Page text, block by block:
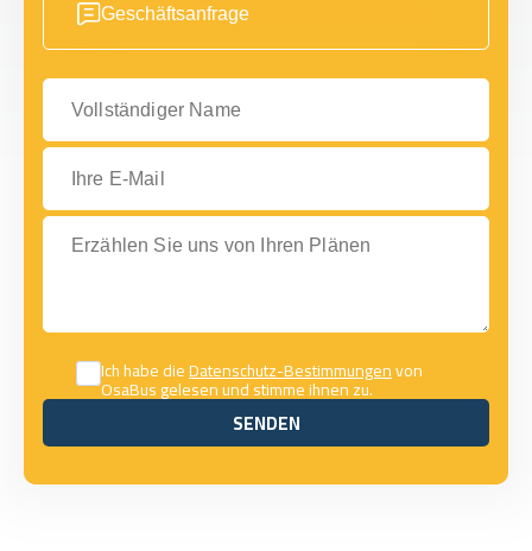
Geschäftsanfrage
Vollständiger Name
Ihre E-Mail
Erzählen Sie uns von Ihren Plänen
Ich habe dieDatenschutz-Bestimmungenvon
OsaBus gelesen und stimme ihnen zu.
SENDEN
SENDEN